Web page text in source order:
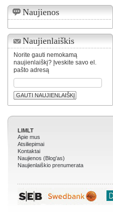
Naujienos
Naujienlaiškis
Norite gauti nemokamą
naujienlaiškį? Įveskite savo el.
pašto adresą
GAUTI NAUJIENLAIŠKĮ
LIMLT
Apie mus
Atsiliepimai
Kontaktai
Naujienos (Blog'as)
Naujienlaiškio prenumerata